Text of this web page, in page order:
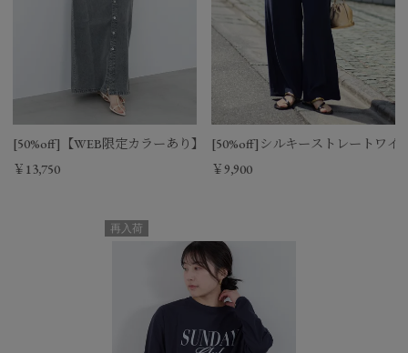
[50%off]【WEB限定カラーあり】デニムワンピース
￥13,750
[50%off]シルキーストレートワイ
￥9,900
再入荷